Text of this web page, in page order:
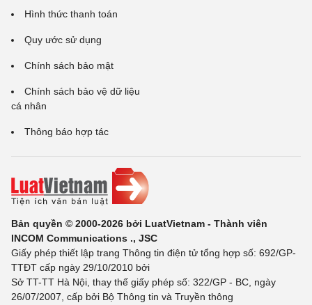
Hình thức thanh toán
Quy ước sử dụng
Chính sách bảo mật
Chính sách bảo vệ dữ liệu
cá nhân
Thông báo hợp tác
Bản quyền © 2000-2026 bởi LuatVietnam - Thành viên
INCOM Communications ., JSC
Giấy phép thiết lập trang Thông tin điện tử tổng hợp số: 692/GP-
TTĐT cấp ngày 29/10/2010 bởi
Sở TT-TT Hà Nội, thay thế giấy phép số: 322/GP - BC, ngày
26/07/2007, cấp bởi Bộ Thông tin và Truyền thông